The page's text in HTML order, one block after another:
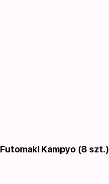
Futomaki Kampyo (8 szt.)